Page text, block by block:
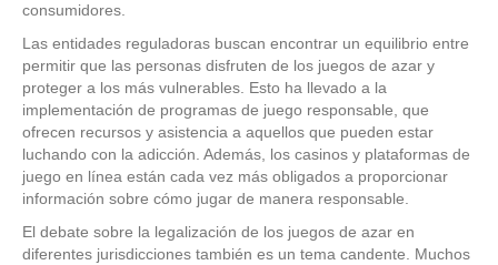
consumidores.
Las entidades reguladoras buscan encontrar un equilibrio entre
permitir que las personas disfruten de los juegos de azar y
proteger a los más vulnerables. Esto ha llevado a la
implementación de programas de juego responsable, que
ofrecen recursos y asistencia a aquellos que pueden estar
luchando con la adicción. Además, los casinos y plataformas de
juego en línea están cada vez más obligados a proporcionar
información sobre cómo jugar de manera responsable.
El debate sobre la legalización de los juegos de azar en
diferentes jurisdicciones también es un tema candente. Muchos